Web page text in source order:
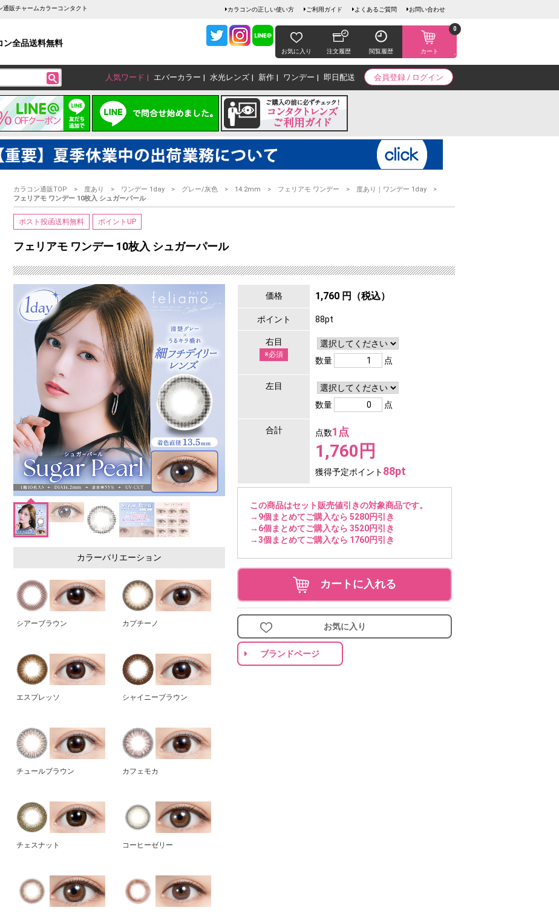
通販チャームカラーコンタクト カラコンの正しい使い方 ご利用ガイド よくあるご質問 お問い合わせ
ン全品送料無料
お気に入り 注文履歴 閲覧履歴 カート
0
会員登録 / ログイン
人気ワード エバーカラー 水光レンズ 新作 ワンデー 即日配送
カラコン通販TOP 度あり ワンデー 1day グレー/灰色 14.2mm フェリアモ ワンデー
度あり｜ワンデー 1day
フェリアモ ワンデー 10枚入 シュガーパール
ポスト投函送料無料 ポイントUP
フェリアモ ワンデー 10枚入 シュガーパール
カラーバリエーション
シアーブラウン カプチーノ
エスプレッソ シャイニーブラウン
チュールブラウン カフェモカ
チェスナット コーヒーゼリー
価格 1,760 円（税込）
ポイント 88pt
右目
※必須
数量 点
左目
数量
点
合計 点数1点
1,760円
獲得予定ポイント 88pt
この商品はセット販売値引きの対象商品です。
→9個まとめてご購入なら 5280円引き
→6個まとめてご購入なら 3520円引き
→3個まとめてご購入なら 1760円引き
カートに入れる
お気に入り
ブランドページ